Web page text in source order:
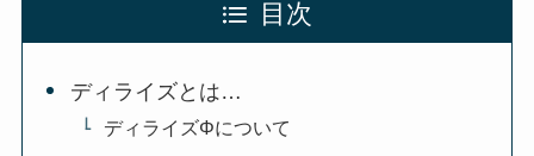
目次
ディライズとは…
ディライズΦについて